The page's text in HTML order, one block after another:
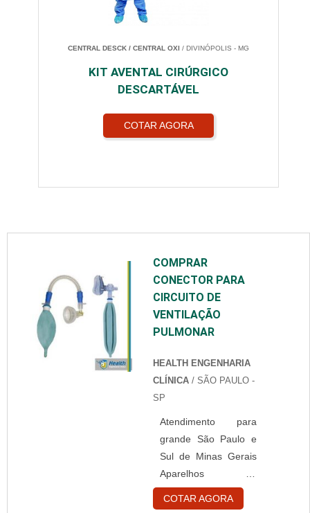
CENTRAL DESCK / CENTRAL OXI / DIVINÓPOLIS - MG
KIT AVENTAL CIRÚRGICO
DESCARTÁVEL
COTAR AGORA
COMPRAR
CONECTOR PARA
CIRCUITO DE
VENTILAÇÃO
PULMONAR
HEALTH ENGENHARIA
CLÍNICA / SÃO PAULO -
SP
Atendimento para
grande São Paulo e
Sul de Minas Gerais
Aparelhos de
ventilação pulmonar
são utilizados com a
COTAR AGORA